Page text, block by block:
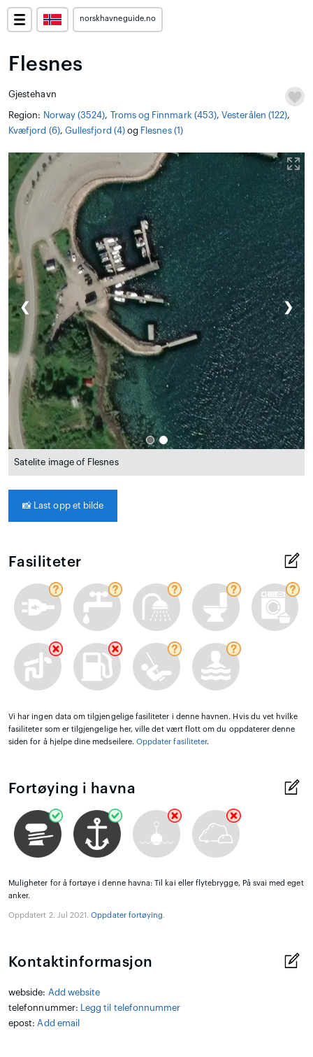
norskhavneguide.no
Flesnes
Gjestehavn
Region: Norway (3524), Troms og Finnmark (453),Vesterålen (122),
Kvæfjord (6), Gullesfjord (4)og Flesnes (1)
❮ ❯
Satelite image of Flesnes
📸 Last opp et bilde
Fasiliteter
Vi har ingen data om tilgjengelige fasiliteter i denne havnen. Hvis du vet hvilke
fasiliteter som er tilgjengelige her, ville det vært flott om du oppdaterer denne
siden for å hjelpe dine medseilere. Oppdater fasiliteter.
Fortøying i havna
Muligheter for å fortøye i denne havna: Til kai eller flytebrygge, På svai med eget
anker.
Oppdatert 2. Jul 2021.Oppdater fortøying.
Kontaktinformasjon
webside: Add website
telefonnummer:
Legg til telefonnummer
epost: Add email